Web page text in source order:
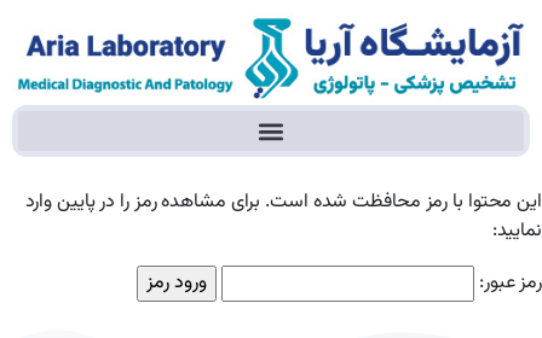
این محتوا با رمز محافظت شده است. برای مشاهده رمز را در پایین وارد
نمایید:
رمز عبور: